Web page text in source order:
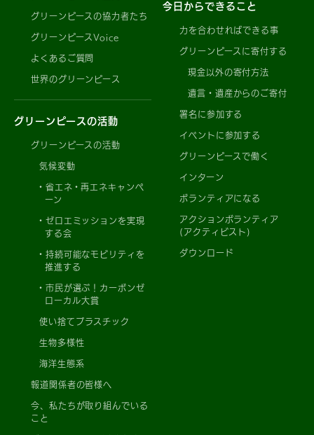
グリーンピースの協力者たち
グリーンピースVoice
よくあるご質問
世界のグリーンピース
グリーンピースの活動
グリーンピースの活動
気候変動
省エネ・再エネキャンペ
ーン
ゼロエミッションを実現
する会
持続可能なモビリティを
推進する
市民が選ぶ！カーボンゼ
ローカル大賞
使い捨てプラスチック
生物多様性
海洋生態系
報道関係者の皆様へ
今、私たちが取り組んでいる
こと
今日からできること
力を合わせればできる事
グリーンピースに寄付する
現金以外の寄付方法
遺言・遺産からのご寄付
署名に参加する
イベントに参加する
グリーンピースで働く
インターン
ボランティアになる
アクションボランティア
(アクティビスト)
ダウンロード